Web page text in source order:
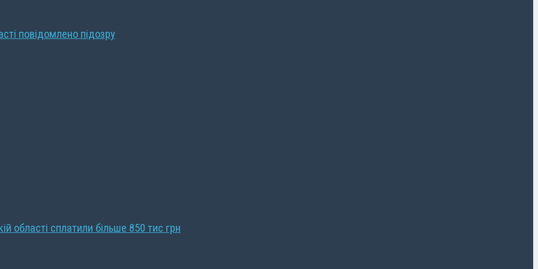
повідомлено підозру
області сплатили більше 850 тис грн